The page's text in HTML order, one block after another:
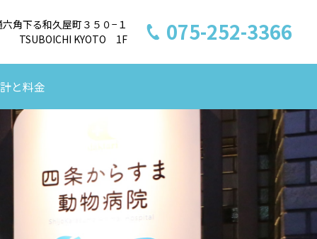
角下る和久屋町３５０−１
TSUBOICHI KYOTO 1F
075-252-3366
と料金